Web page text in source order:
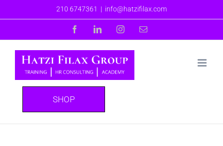
to
210 6747361 | info@hatzifilax.com
FacebookLinkedInInstagramEmail
SHOP